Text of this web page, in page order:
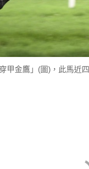
甲金鷹」(圖)，此馬近